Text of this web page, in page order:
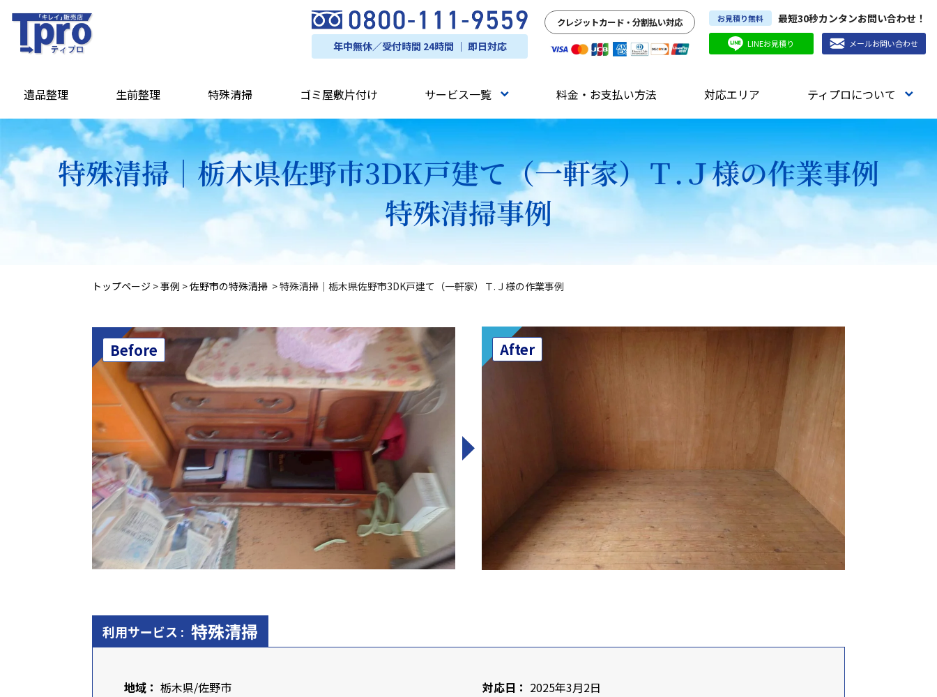
年中無休／受付時間 24時間 ｜ 即日対応
クレジットカード・分割払い対応 お見積り無料 最短30秒カンタンお問い合わせ！
LINEお見積り メールお問い合わせ
遺品整理 生前整理 特殊清掃 ゴミ屋敷片付け サービス一覧 料金・お支払い方法 対応エリア ティプロについて
特殊清掃｜栃木県佐野市3DK戸建て（一軒家）Ｔ.Ｊ様の作業事例
特殊清掃事例
トップページ >事例 >佐野市の特殊清掃 >特殊清掃｜栃木県佐野市3DK戸建て（一軒家）Ｔ.Ｊ様の作業事例
Before After
利用サービス : 特殊清掃
地域： 栃木県/佐野市
対応日： 2025年3月2日